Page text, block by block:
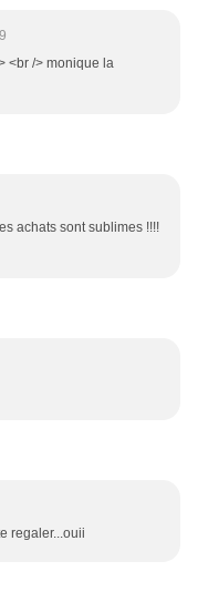
<br /> monique la
achats sont sublimes !!!!
regaler...ouii